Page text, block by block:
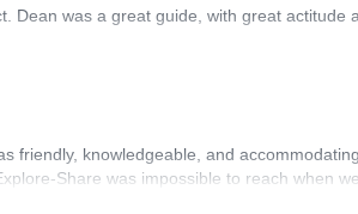
Dean was a great guide, with great
friendly, knowledgeable, and
Share was impossible to reach when